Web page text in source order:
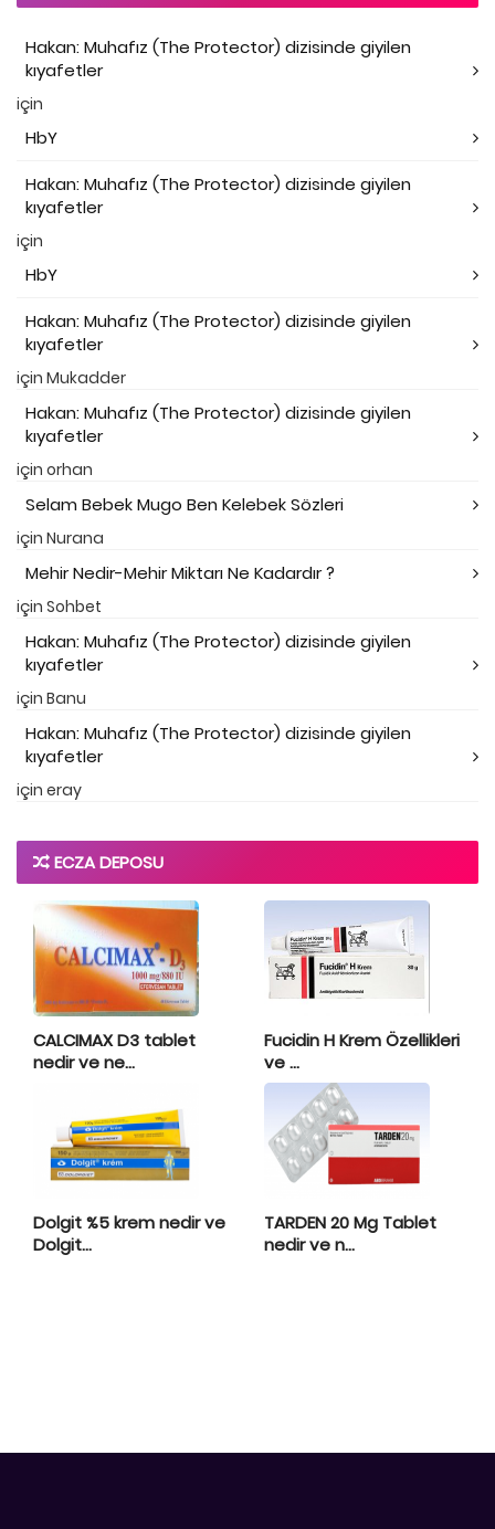
Hakan: Muhafız (The Protector) dizisinde giyilen
kıyafetler
için
HbY
Hakan: Muhafız (The Protector) dizisinde giyilen
kıyafetler
için
HbY
Hakan: Muhafız (The Protector) dizisinde giyilen
kıyafetler
için Mukadder
Hakan: Muhafız (The Protector) dizisinde giyilen
kıyafetler
için orhan
Selam Bebek Mugo Ben Kelebek Sözleri
için Nurana
Mehir Nedir-Mehir Miktarı Ne Kadardır ?
için Sohbet
Hakan: Muhafız (The Protector) dizisinde giyilen
kıyafetler
için Banu
Hakan: Muhafız (The Protector) dizisinde giyilen
kıyafetler
için eray
ECZA DEPOSU
CALCIMAX D3 tablet
nedir ve ne...
Fucidin H Krem Özellikleri
ve ...
Dolgit %5 krem nedir ve
Dolgit...
TARDEN 20 Mg Tablet
nedir ve n...